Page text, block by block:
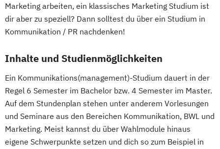
Marketing arbeiten, ein klassisches Marketing Studium ist
dir aber zu speziell? Dann solltest du über ein Studium in
Kommunikation / PR nachdenken!
Inhalte und Studienmöglichkeiten
Ein Kommunikations(management)-Studium dauert in der
Regel 6 Semester im Bachelor bzw. 4 Semester im Master.
Auf dem Stundenplan stehen unter anderem Vorlesungen
und Seminare aus den Bereichen Kommunikation, BWL und
Marketing. Meist kannst du über Wahlmodule hinaus
eigene Schwerpunkte setzen und dich so zum Beispiel in